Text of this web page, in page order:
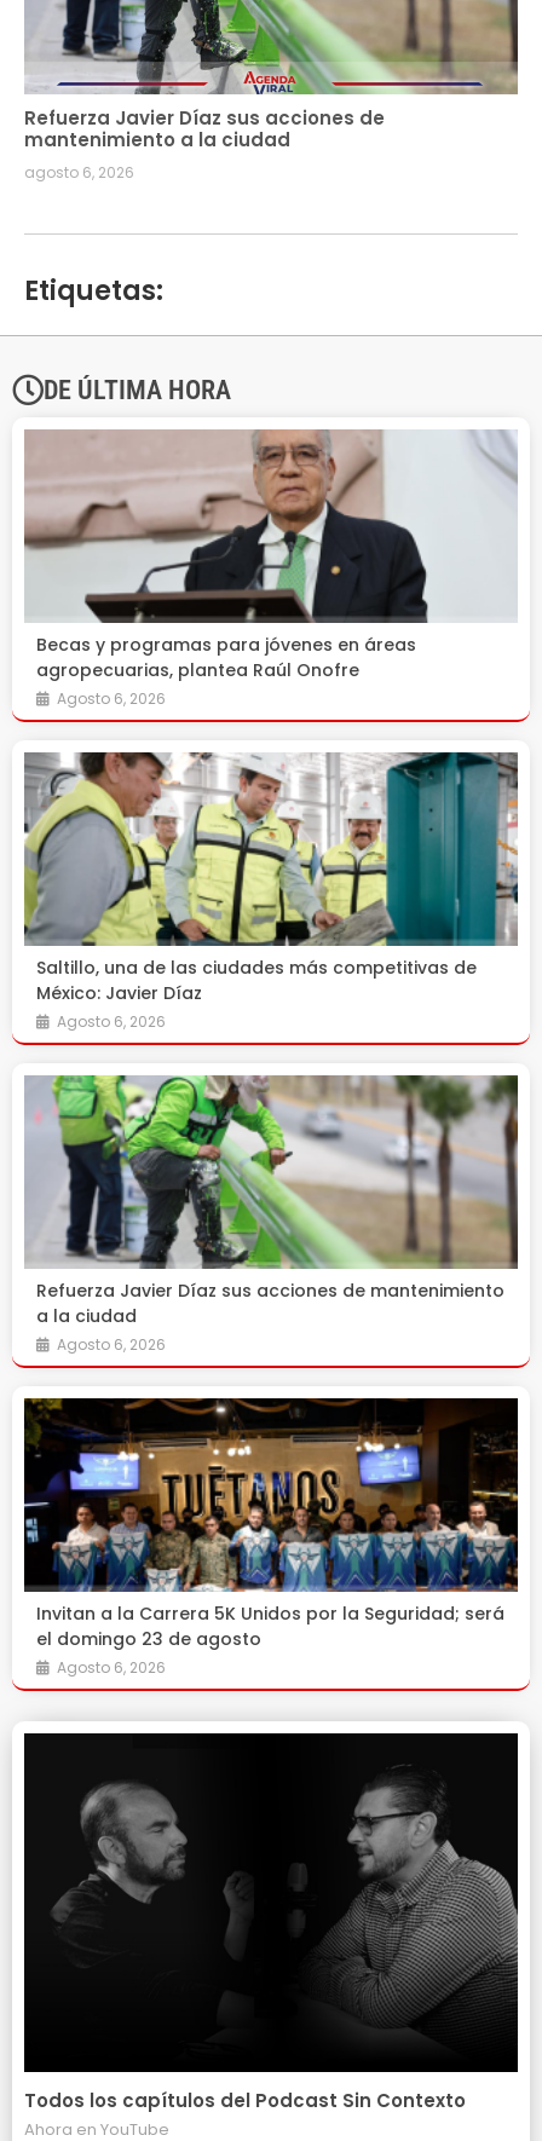
Refuerza Javier Díaz sus acciones de
mantenimiento a la ciudad
agosto 6, 2026
Etiquetas:
DE ÚLTIMA HORA
Becas y programas para jóvenes en áreas
agropecuarias, plantea Raúl Onofre
Agosto 6, 2026
Saltillo, una de las ciudades más competitivas de
México: Javier Díaz
Agosto 6, 2026
Refuerza Javier Díaz sus acciones de mantenimiento
a la ciudad
Agosto 6, 2026
Invitan a la Carrera 5K Unidos por la Seguridad; será
el domingo 23 de agosto
Agosto 6, 2026
Todos los capítulos del Podcast Sin Contexto
Ahora en YouTube